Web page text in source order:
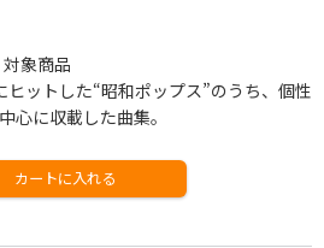
象商品
ットした“昭和ポップス”のうち、個性
心に収載した曲集。
カートに入れる